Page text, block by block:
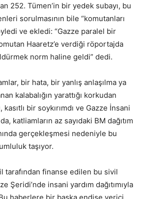
252. Tümen’in bir yedek subayı, bu
sorulmasının bile “komutanları
ve ekledi: “Gazze paralel bir
Haaretz’e verdiği röportajda
norm haline geldi” dedi.
bir hata, bir yanlış anlaşılma ya
kalabalığın yarattığı korkudan
bir soykırımdı ve Gazze İnsani
katliamların az sayıdaki BM dağıtım
gerçekleşmesi nedeniyle bu
taşıyor.
tarafından finanse edilen bu sivil
Şeridi’nde insani yardım dağıtımıyla